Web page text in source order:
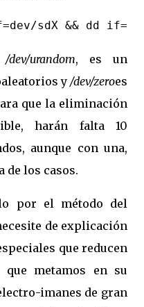
sdX && dd
/dev/urandom, es un
y /dev/zeroes
que la eliminación
harán falta 10
aunque con una,
de los casos.
por el método del
de explicación
que reducen
que metamos en su
imanes de gran